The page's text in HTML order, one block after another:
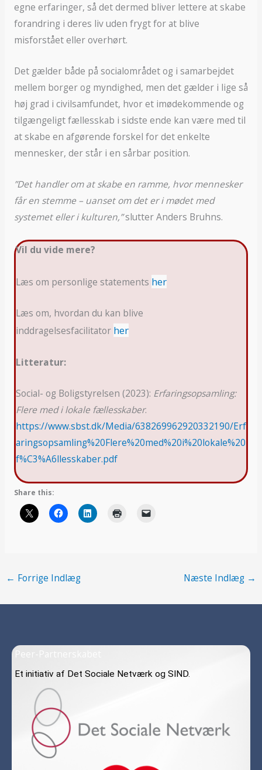
egne erfaringer, så det dermed bliver lettere at skabe
forandring i deres liv uden frygt for at blive
misforstået eller overhørt.
Det gælder både på socialområdet og i samarbejdet
mellem borger og myndighed, men det gælder i lige så
høj grad i civilsamfundet, hvor et imødekommende og
tilgængeligt fællesskab i sidste ende kan være med til
at skabe en afgørende forskel for det enkelte
mennesker, der står i en sårbar position.
”Det handler om at skabe en ramme, hvor mennesker
får en stemme – uanset om det er i mødet med
systemet eller i kulturen,”slutter Anders Bruhns.
Vil du vide mere?
Læs om personlige statements her
Læs om, hvordan du kan blive
inddragelsesfacilitator her
Litteratur:
Social- og Boligstyrelsen (2023): Erfaringsopsamling:
Flere med i lokale fællesskaber.
https://www.sbst.dk/Media/638269962920332190/Erf
aringsopsamling%20Flere%20med%20i%20lokale%20
f%C3%A6llesskaber.pdf
Share this:
← Forrige Indlæg Næste Indlæg →
Peer-Partnerskabet
Et initiativ af Det Sociale Netværk og SIND.